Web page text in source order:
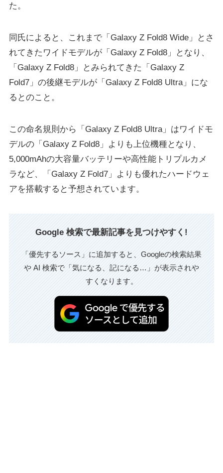
た。
同氏によると、これまで「Galaxy Z Fold8 Wide」とさ
れてきたワイドモデルが「Galaxy Z Fold8」となり、
「Galaxy Z Fold8」とみられてきた「Galaxy Z
Fold7」の後継モデルが「Galaxy Z Fold8 Ultra」にな
るとのこと。
この命名規則から「Galaxy Z Fold8 Ultra」はワイドモ
デルの「Galaxy Z Fold8」よりも上位機種となり、
5,000mAhの大容量バッテリーや高性能トリプルカメ
ラなど、「Galaxy Z Fold7」よりも優れたハードウェ
アを搭載すると予想されています。
Google 検索で最新記事を見つけやすく!
「優先するソース」に追加すると、Googleの検索結果
や AI 検索で「気になる、記になる…」が表示されや
すくなります。